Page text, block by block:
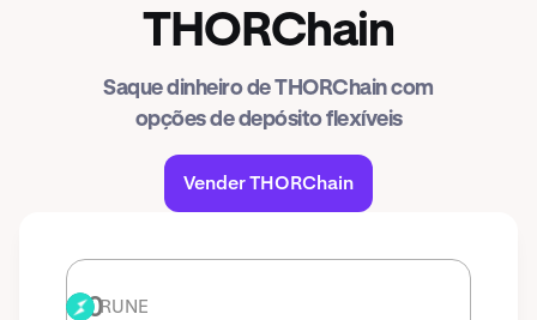
THORChain
Saque dinheiro de THORChain com
opções de depósito flexíveis
Vender THORChain
RUNE RUNE